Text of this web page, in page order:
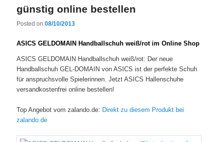
günstig online bestellen
Posted on08/10/2013
ASICS GELDOMAIN Handballschuh weiß/rot im Online Shop
ASICS GELDOMAIN Handballschuh weiß/rot: Der neue
Handballschuh GEL-DOMAIN von ASICS ist der perfekte Schuh
für anspruchsvolle Spielerinnen. Jetzt ASICS Hallenschuhe
versandkostenfrei online bestellen!
Top Angebot vom zalando.de: Direkt zu diesem Produkt bei
zalando.de